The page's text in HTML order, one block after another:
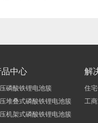
品中心
磷酸铁锂电池簇
堆叠式磷酸铁锂电池簇
机架式磷酸铁锂电池簇
解
住
工